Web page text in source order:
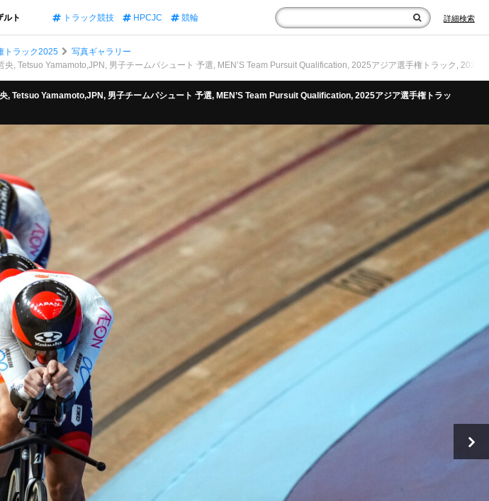
ルト トラック競技 HPCJC 競輪 詳細検索
トラック2025
写真ギャラリー
, Tetsuo Yamamoto,JPN, 男子チームパシュート 予選, MEN’S Team Pursuit Qualification, 2025アジア選手権トラック,
Tetsuo Yamamoto,JPN, 男子チームパシュート 予選, MEN’S Team Pursuit Qualification, 2025アジア選手権トラッ